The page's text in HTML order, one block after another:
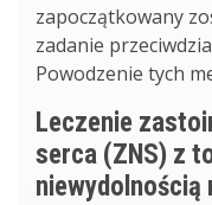
zapoczątkowany
zadanie
Powodzenie tych
Leczenie
serca (ZNS) z
niewydolnością